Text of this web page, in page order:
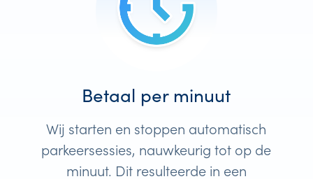
Betaal per minuut
Wij starten en stoppen automatisch
parkeersessies, nauwkeurig tot op de
minuut. Dit resulteerde in een